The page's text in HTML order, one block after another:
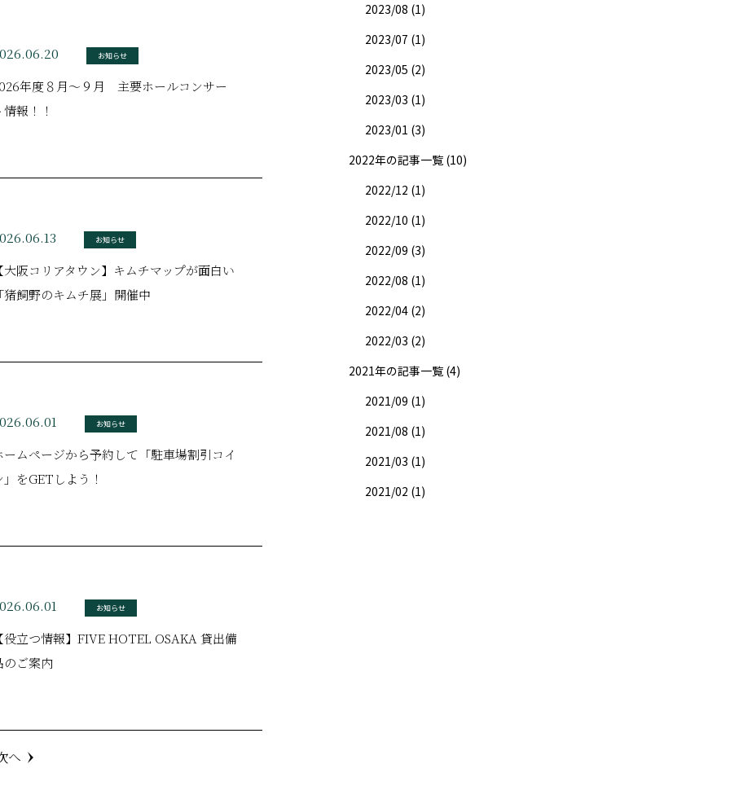
お知らせ
年度８月～９月 主要ホールコンサー
報！！
お知らせ
大阪コリアタウン】キムチマップが面白い
猪飼野のキムチ展」開催中
お知らせ
ームページから予約して「駐車場割引コイ
」をGETしよう！
お知らせ
役立つ情報】FIVE HOTEL OSAKA 貸出備
のご案内
へ
2023/08 (1)
2023/07 (1)
2023/05 (2)
2023/03 (1)
2023/01 (3)
2022年の記事一覧 (10)
2022/12 (1)
2022/10 (1)
2022/09 (3)
2022/08 (1)
2022/04 (2)
2022/03 (2)
2021年の記事一覧 (4)
2021/09 (1)
2021/08 (1)
2021/03 (1)
2021/02 (1)